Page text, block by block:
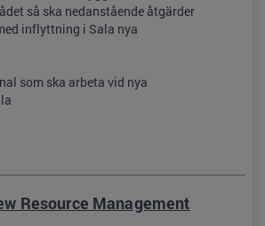
så ska nedanstående åtgärder
inflyttning i Sala nya
som ska arbeta vid nya
Resource Management